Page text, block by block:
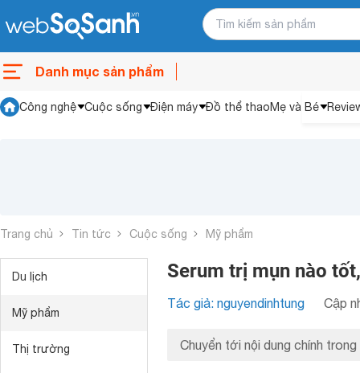
Danh mục sản phẩm
Công nghệ Cuộc sống Điện máy Đồ thể thaoMẹ và Bé
Trang chủ Tin tức Cuộc sống Mỹ phẩm
Du lịch
Mỹ phẩm
Thị trường
Serum trị mụn nào
Tác giả: nguyendinhtung Cập
Chuyển tới nội dung chính trong